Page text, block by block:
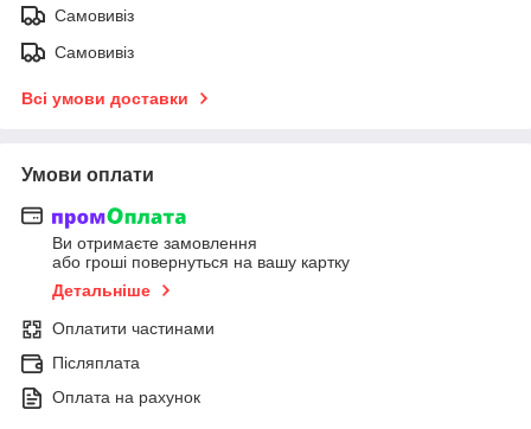
Самовивіз
Самовивіз
Всі умови доставки
Умови оплати
Ви отримаєте замовлення
або гроші повернуться на вашу картку
Детальніше
Оплатити частинами
Післяплата
Оплата на рахунок